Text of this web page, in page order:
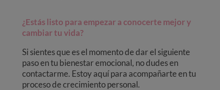
¿Estás listo para empezar a conocerte mejor y
cambiar tu vida?
Si sientes que es el momento de dar el siguiente
paso en tu bienestar emocional, no dudes en
contactarme. Estoy aquí para acompañarte en tu
proceso de crecimiento personal.